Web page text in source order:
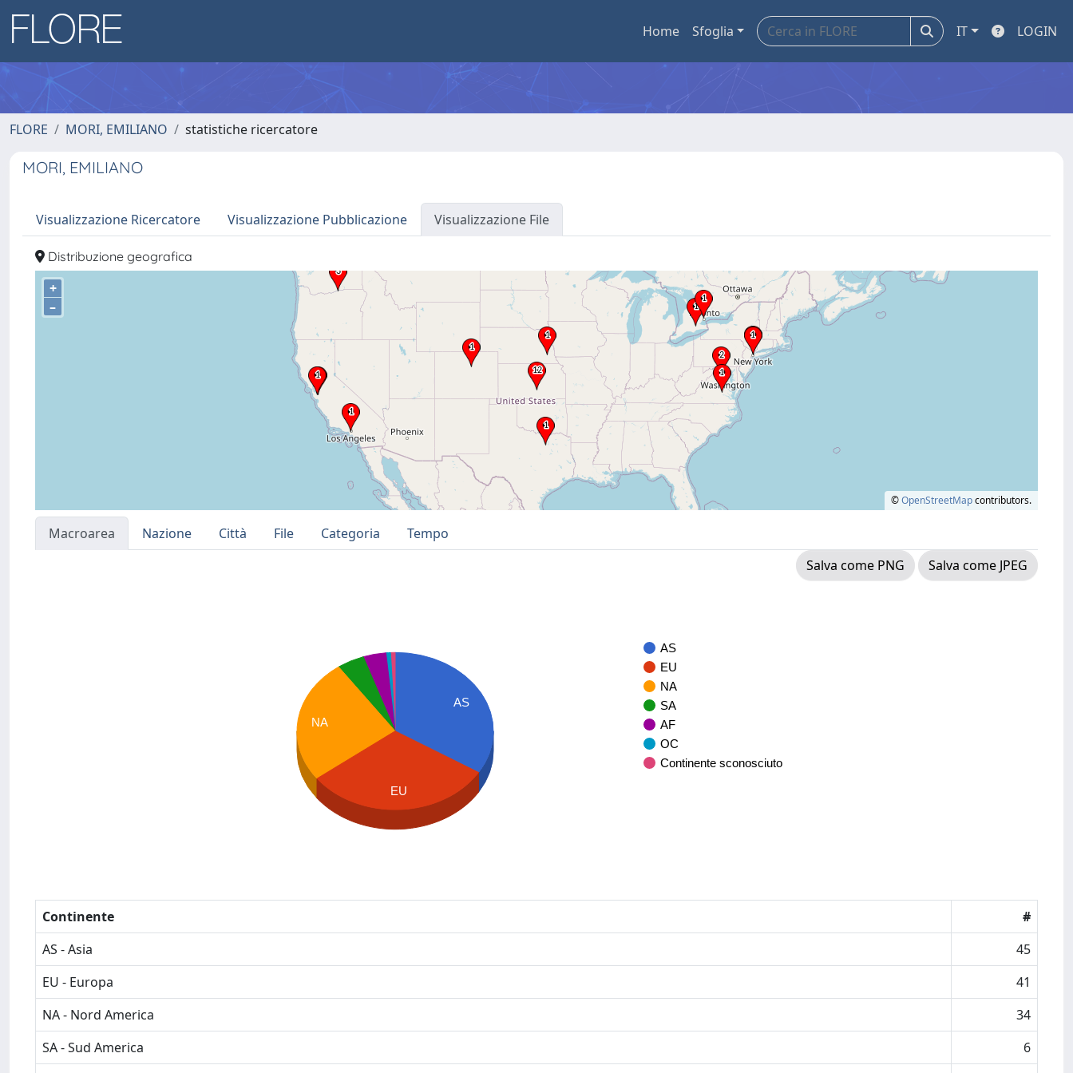
Home Sfoglia IT LOGIN
FLORE MORI, EMILIANO statistiche ricercatore
MORI, EMILIANO
Visualizzazione Ricercatore Visualizzazione Pubblicazione Visualizzazione File
Distribuzione geografica
+
–
©OpenStreetMapcontributors.
Macroarea Nazione Città File Categoria
Tempo
Salva come PNG
Salva come JPEG
AS
EU
NA
SA
AF
OC
Continente sconosciuto
AS
NA
EU
Continente
#
AS - Asia
45
EU - Europa
41
NA - Nord America
34
SA - Sud America
6